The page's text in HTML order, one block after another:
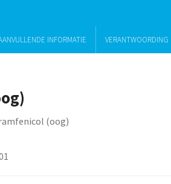
INFORMATIE VERANTWOORDING
(oog)